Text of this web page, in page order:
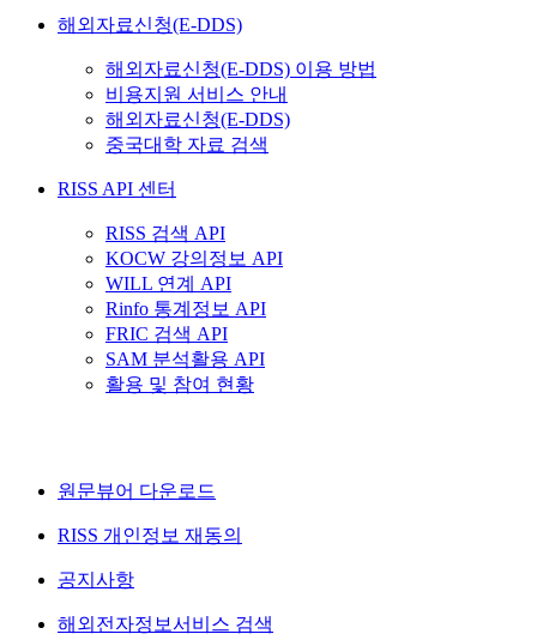
해외자료신청(E-DDS)
해외자료신청(E-DDS) 이용 방법
비용지원 서비스 안내
해외자료신청(E-DDS)
중국대학 자료 검색
RISS API 센터
RISS 검색 API
KOCW 강의정보 API
WILL 연계 API
Rinfo 통계정보 API
FRIC 검색 API
SAM 분석활용 API
활용 및 참여 현황
원문뷰어 다운로드
RISS 개인정보 재동의
공지사항
해외전자정보서비스 검색